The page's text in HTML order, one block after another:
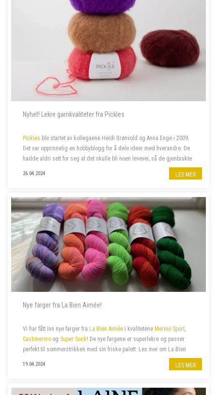
Nyhet! Lekre garnkvaliteter fra Pickles
Pickles ble startet av kollegaene Heidi Grønvold og Anna Enge i 2009.
Det var opprinnelig en hobbyblogg for å dele ideer med hverandre. De
hadde aldri sett for seg at det skulle bli noen levevei, så de gjenbrukte
domenenavnet Heidi hadde liggende fra et annet prosjekt, nemlig
26.04.2024 LES MER
Nye farger fra La Bien Aimée!
Vi har fått inn nye farger fra La Bien Aimée i kvalitetene Merino Sport,
Cashmerino og Super Sock! De nye fargene er superlekre og passer
perfekt til sommerstrikken med sin friske palett. Les mer om La Bien
19.04.2024 LES MER